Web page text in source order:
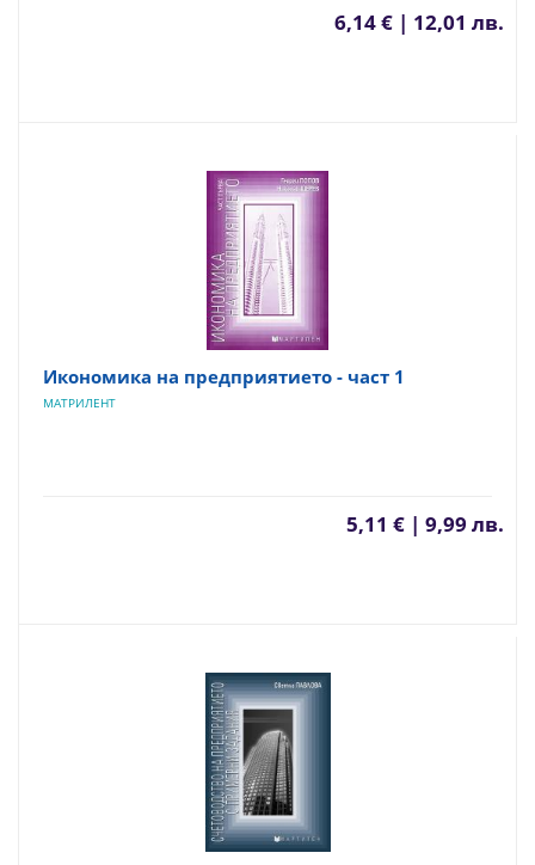
6,14 € | 12,01 лв.
Икономика на предприятието - част 1
МАТРИЛЕНТ
5,11 € | 9,99 лв.